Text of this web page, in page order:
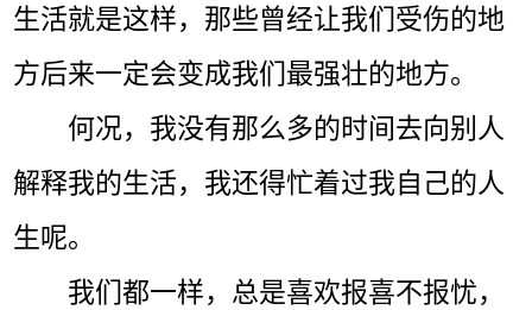
生活就是这样，那些曾经让我们受伤的地
方后来一定会变成我们最强壮的地方。
何况，我没有那么多的时间去向别人
解释我的生活，我还得忙着过我自己的人
生呢。
我们都一样，总是喜欢报喜不报忧，